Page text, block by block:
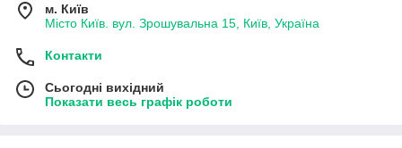
м. Київ
Місто Київ. вул. Зрошувальна 15, Київ, Україна
Контакти
Сьогодні вихідний
Показати весь графік роботи